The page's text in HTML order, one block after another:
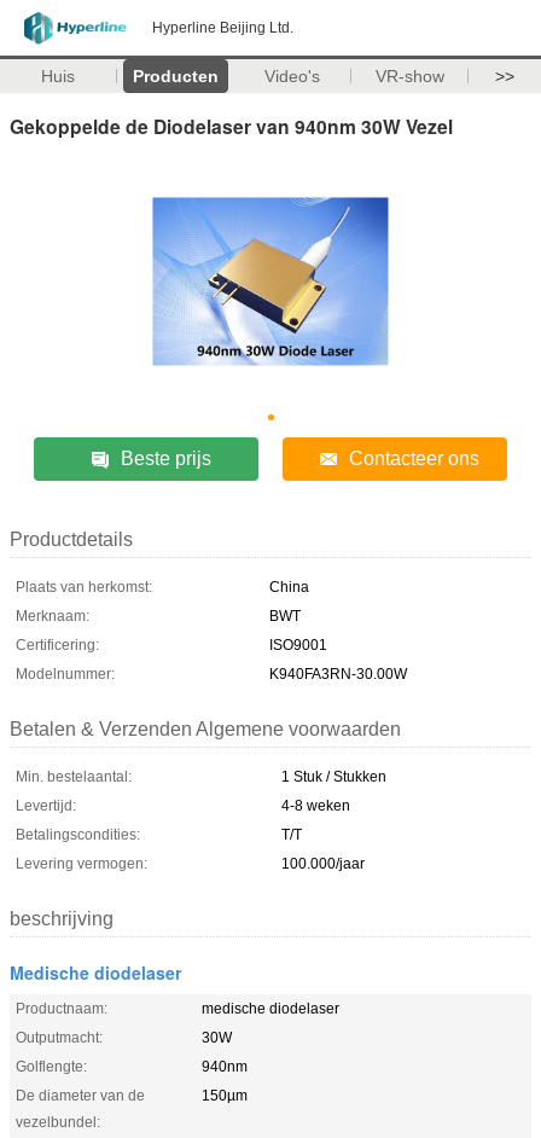
Hyperline Beijing Ltd.
Huis Producten Video's VR-show >>
Gekoppelde de Diodelaser van 940nm 30W Vezel
Beste prijs Contacteer ons
Productdetails
Plaats van herkomst:
China
Merknaam:
BWT
Certificering:
ISO9001
Modelnummer:
K940FA3RN-30.00W
Betalen & Verzenden Algemene voorwaarden
Min. bestelaantal:
1 Stuk / Stukken
Levertijd:
4-8 weken
Betalingscondities:
T/T
Levering vermogen:
100.000/jaar
beschrijving
Medische diodelaser
Productnaam:
medische diodelaser
Outputmacht:
30W
Golflengte:
940nm
De diameter van de
vezelbundel:
150µm